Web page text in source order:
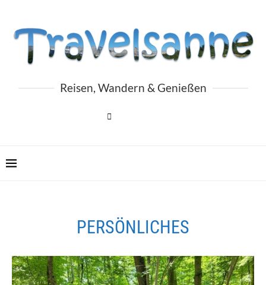
Reisen, Wandern & Genießen
PERSÖNLICHES